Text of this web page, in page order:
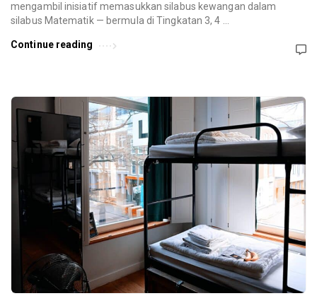
mengambil inisiatif memasukkan silabus kewangan dalam
silabus Matematik — bermula di Tingkatan 3, 4 …
Continue reading